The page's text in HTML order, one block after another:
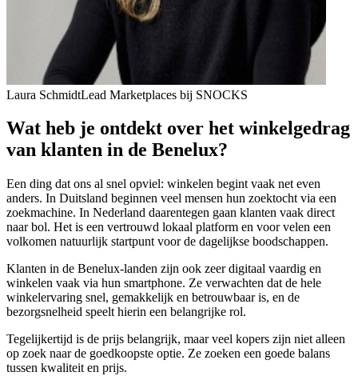
Laura SchmidtLead Marketplaces bij SNOCKS
Wat heb je ontdekt over het winkelgedrag
van klanten in de Benelux?
Een ding dat ons al snel opviel: winkelen begint vaak net even
anders. In Duitsland beginnen veel mensen hun zoektocht via een
zoekmachine. In Nederland daarentegen gaan klanten vaak direct
naar bol. Het is een vertrouwd lokaal platform en voor velen een
volkomen natuurlijk startpunt voor de dagelijkse boodschappen.
Klanten in de Benelux-landen zijn ook zeer digitaal vaardig en
winkelen vaak via hun smartphone. Ze verwachten dat de hele
winkelervaring snel, gemakkelijk en betrouwbaar is, en de
bezorgsnelheid speelt hierin een belangrijke rol.
Tegelijkertijd is de prijs belangrijk, maar veel kopers zijn niet alleen
op zoek naar de goedkoopste optie. Ze zoeken een goede balans
tussen kwaliteit en prijs.